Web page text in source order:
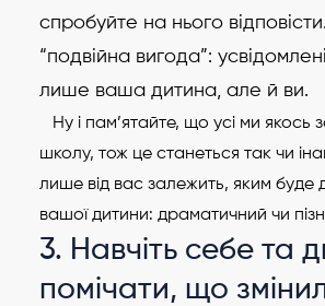
спробуйте на нього відповісти.
“подвійна вигода”:
лише ваша дитина, але й ви.
Ну і пам’ятайте, що усі ми якось
школу, тож це станеться так чи
лише від вас залежить, яким буде
вашої дитини: драматичний чи
3. Навчіть себе та
помічати, що